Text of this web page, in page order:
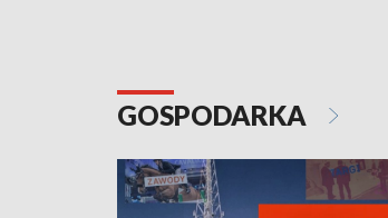
GOSPODARKA